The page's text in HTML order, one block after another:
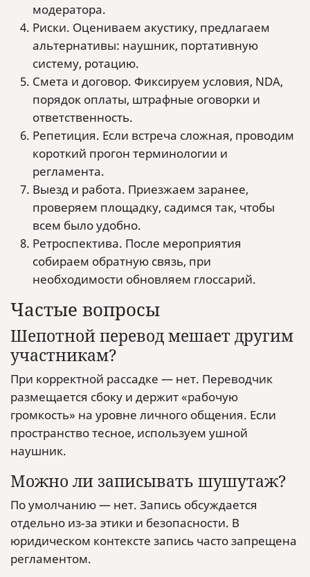
модератора.
Риски. Оцениваем акустику, предлагаем
альтернативы: наушник, портативную
систему, ротацию.
Смета и договор. Фиксируем условия, NDA,
порядок оплаты, штрафные оговорки и
ответственность.
Репетиция. Если встреча сложная, проводим
короткий прогон терминологии и
регламента.
Выезд и работа. Приезжаем заранее,
проверяем площадку, садимся так, чтобы
всем было удобно.
Ретроспектива. После мероприятия
собираем обратную связь, при
необходимости обновляем глоссарий.
Частые вопросы
Шепотной перевод мешает другим
участникам?
При корректной рассадке — нет. Переводчик
размещается сбоку и держит «рабочую
громкость» на уровне личного общения. Если
пространство тесное, используем ушной
наушник.
Можно ли записывать шушутаж?
По умолчанию — нет. Запись обсуждается
отдельно из‑за этики и безопасности. В
юридическом контексте запись часто запрещена
регламентом.